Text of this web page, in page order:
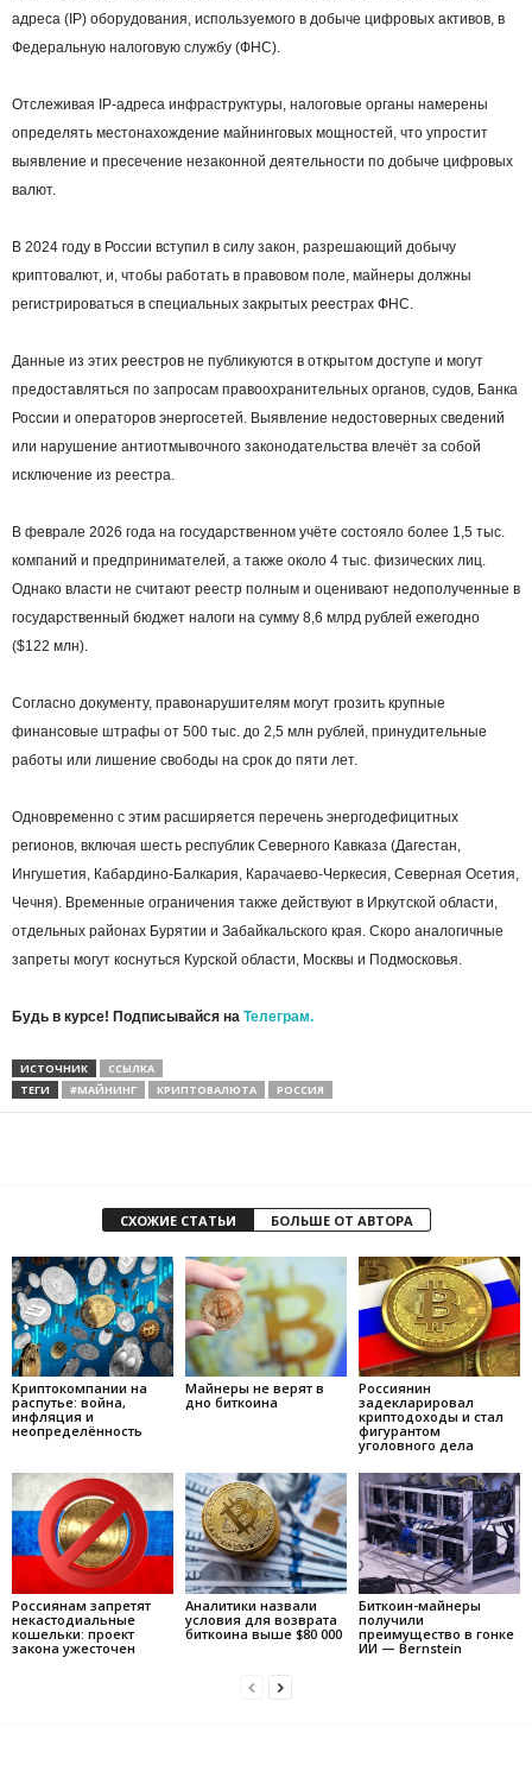
адреса (IP) оборудования, используемого в добыче цифровых активов, в
Федеральную налоговую службу (ФНС).
Отслеживая IP-адреса инфраструктуры, налоговые органы намерены
определять местонахождение майнинговых мощностей, что упростит
выявление и пресечение незаконной деятельности по добыче цифровых
валют.
В 2024 году в России вступил в силу закон, разрешающий добычу
криптовалют, и, чтобы работать в правовом поле, майнеры должны
регистрироваться в специальных закрытых реестрах ФНС.
Данные из этих реестров не публикуются в открытом доступе и могут
предоставляться по запросам правоохранительных органов, судов, Банка
России и операторов энергосетей. Выявление недостоверных сведений
или нарушение антиотмывочного законодательства влечёт за собой
исключение из реестра.
В феврале 2026 года на государственном учёте состояло более 1,5 тыс.
компаний и предпринимателей, а также около 4 тыс. физических лиц.
Однако власти не считают реестр полным и оценивают недополученные в
государственный бюджет налоги на сумму 8,6 млрд рублей ежегодно
($122 млн).
Согласно документу, правонарушителям могут грозить крупные
финансовые штрафы от 500 тыс. до 2,5 млн рублей, принудительные
работы или лишение свободы на срок до пяти лет.
Одновременно с этим расширяется перечень энергодефицитных
регионов, включая шесть республик Северного Кавказа (Дагестан,
Ингушетия, Кабардино-Балкария, Карачаево-Черкесия, Северная Осетия,
Чечня). Временные ограничения также действуют в Иркутской области,
отдельных районах Бурятии и Забайкальского края. Скоро аналогичные
запреты могут коснуться Курской области, Москвы и Подмосковья.
Будь в курсе! Подписывайся на Телеграм.
ИСТОЧНИК
ССЫЛКА
ТЕГИ
#МАЙНИНГ КРИПТОВАЛЮТА РОССИЯ
СХОЖИЕ СТАТЬИ БОЛЬШЕ ОТ АВТОРА
Криптокомпании на
распутье: война,
инфляция и
неопределённость
Майнеры не верят в
дно биткоина
Россиянин
задекларировал
криптодоходы и стал
фигурантом
уголовного дела
Россиянам запретят
некастодиальные
кошельки: проект
закона ужесточен
Аналитики назвали
условия для возврата
биткоина выше $80 000
Биткоин-майнеры
получили
преимущество в гонке
ИИ — Bernstein